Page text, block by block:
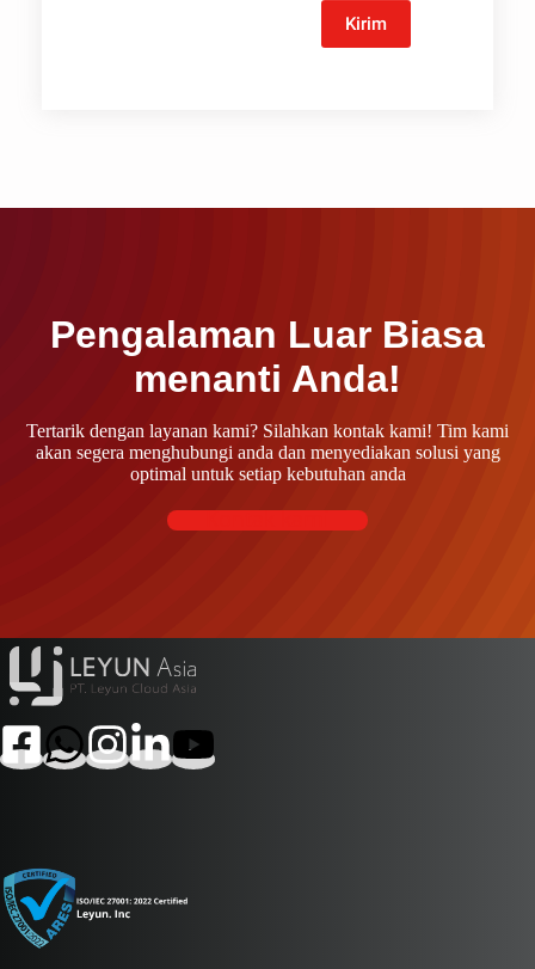
Kirim
Pengalaman Luar Biasa
menanti Anda!
Tertarik dengan layanan kami? Silahkan kontak kami! Tim kami
akan segera menghubungi anda dan menyediakan solusi yang
optimal untuk setiap kebutuhan anda
Kontak kami